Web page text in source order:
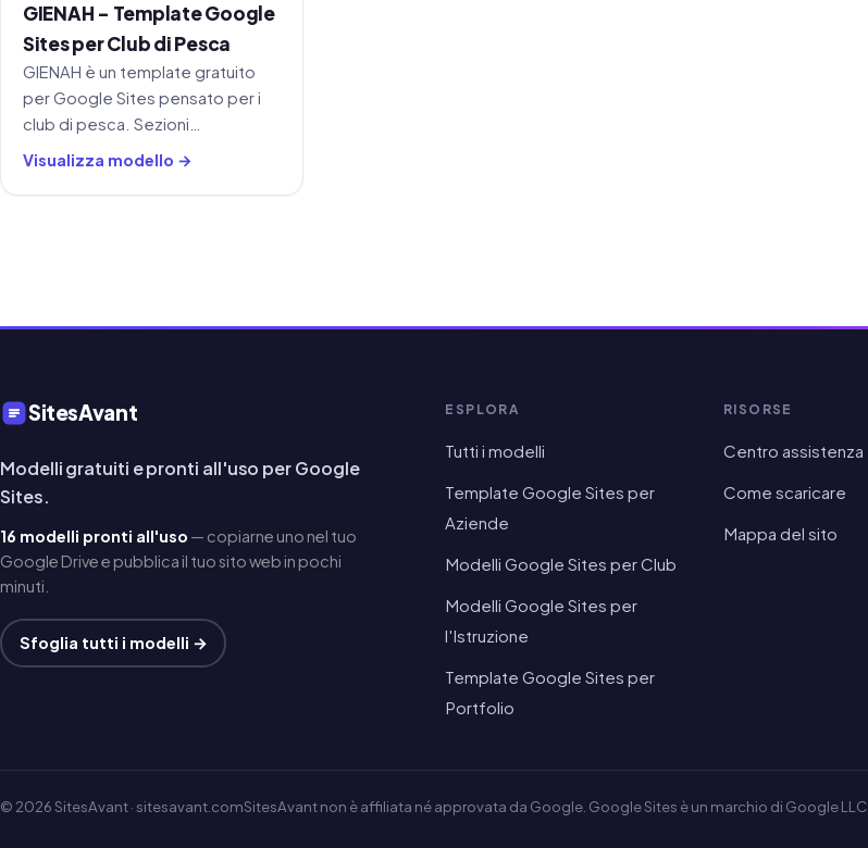
GIENAH - Template Google
Sites per Club di Pesca
GIENAH è un template gratuito
per Google Sites pensato per i
club di pesca. Sezioni
organizzate per eventi, galleria,
Visualizza modello →
SitesAvant
Modelli gratuiti e pronti all'uso per Google
Sites.
16 modelli pronti all'uso — copiarne uno nel tuo
Google Drive e pubblica il tuo sito web in pochi
minuti.
Sfoglia tutti i modelli →
ESPLORA
Tutti i modelli
Template Google Sites per
Aziende
Modelli Google Sites per Club
Modelli Google Sites per
l'Istruzione
Template Google Sites per
Portfolio
RISORSE
Centro assistenza
Come scaricare
Mappa del sito
© 2026 SitesAvant · sitesavant.comSitesAvant non è affiliata né approvata da Google. Google Sites è un marchio di Google LLC.